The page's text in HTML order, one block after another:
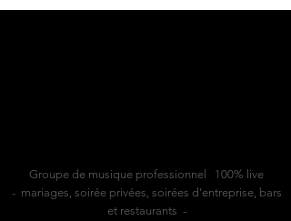
Groupe de musique professionnel 100% live
- mariages, soirée privées, soirées d'entreprise, bars
et restaurants -